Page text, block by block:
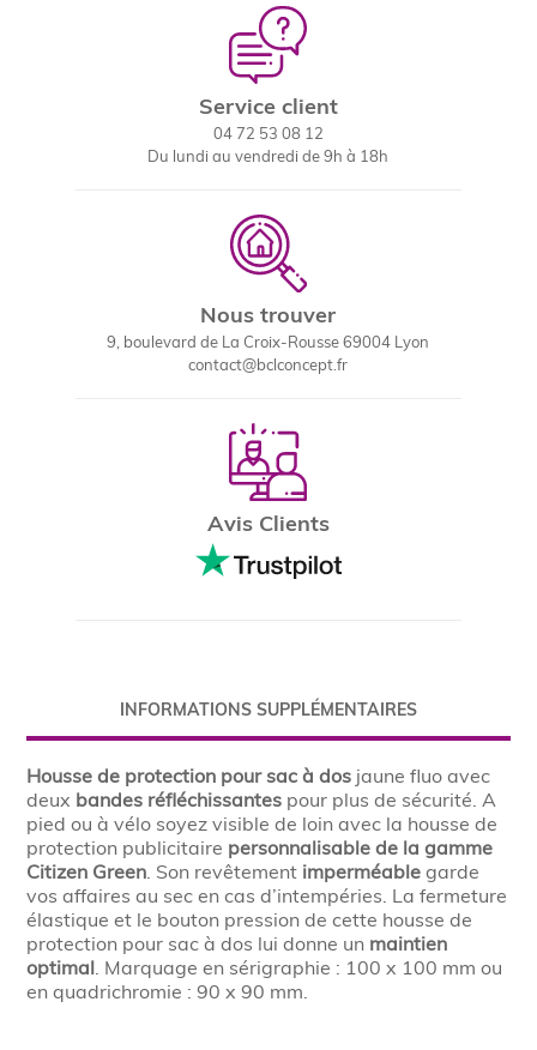
Service client
04 72 53 08 12
Du lundi au vendredi de 9h à 18h
Nous trouver
9, boulevard de La Croix-Rousse 69004 Lyon
contact@bclconcept.fr
Avis Clients
INFORMATIONS SUPPLÉMENTAIRES
Housse de protection pour sac à dos jaune fluo avec
deux bandes réfléchissantes pour plus de sécurité. A
pied ou à vélo soyez visible de loin avec la housse de
protection publicitaire personnalisable de la gamme
Citizen Green. Son revêtement imperméable garde
vos affaires au sec en cas d’intempéries. La fermeture
élastique et le bouton pression de cette housse de
protection pour sac à dos lui donne un maintien
optimal. Marquage en sérigraphie : 100 x 100 mm ou
en quadrichromie : 90 x 90 mm.